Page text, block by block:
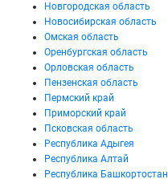
Новгородская область
Новосибирская область
Омская область
Оренбургская область
Орловская область
Пензенская область
Пермский край
Приморский край
Псковская область
Республика Адыгея
Республика Алтай
Республика Башкортостан